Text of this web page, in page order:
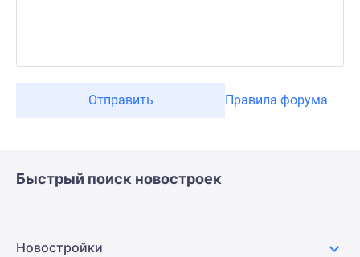
Отправить Правила форума
Быстрый поиск новостроек
Новостройки